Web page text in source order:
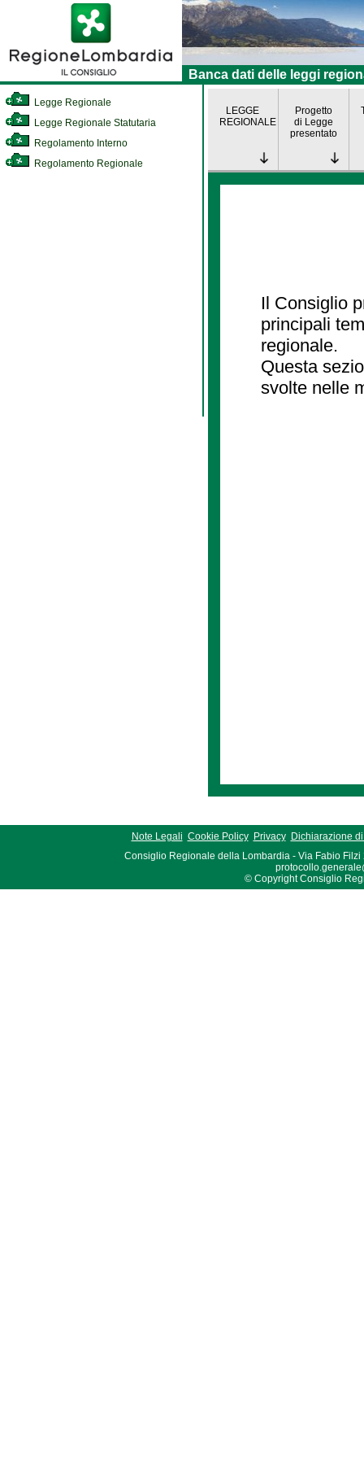
Banca dati delle leggi
Legge Regionale
Legge Regionale Statutaria
Regolamento Interno
Regolamento Regionale
LEGGE
REGIONALE
Progetto
di Legge
presentato
Il Consiglio
principali
regionale.
Questa
svolte nelle
Note Legali Cookie Policy Privacy
Dichiarazione
Consiglio Regionale della Lombardia - Via Fabio Filzi
© Copyright Consiglio